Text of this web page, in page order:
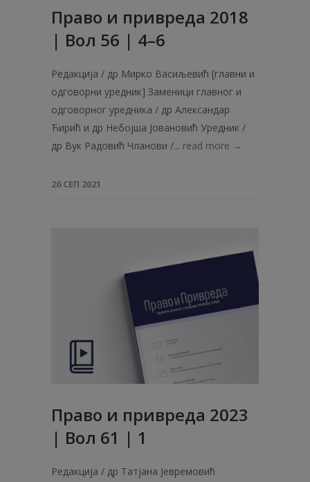
Право и привреда 2018
| Вол 56 | 4–6
Редакција / др Мирко Васиљевић [главни и
одговорни уредник] Заменици главног и
одговорног уредника / др Александар
Ћирић и др Небојша Јовановић Уредник /
др Вук Радовић Чланови /... read more →
26 СЕП 2021
Право и привреда 2023
| Вол 61 | 1
Редакција / др Татјана Јевремовић